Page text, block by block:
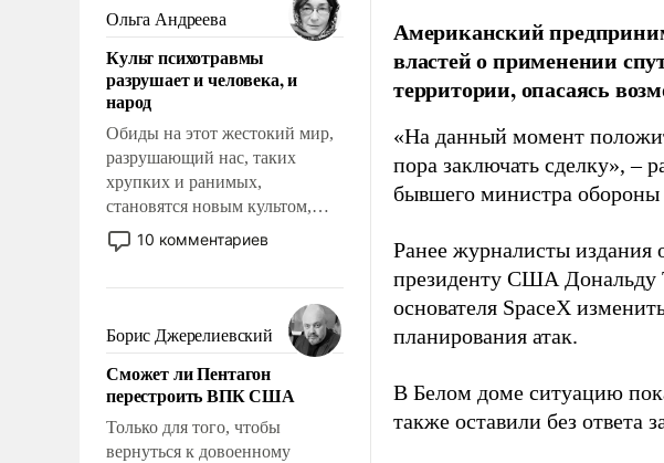
и ее реализация радикально
поднимет наши боевые
возможности.
Ольга Андреева
Культ психотравмы
разрушает и человека, и
народ
Обиды на этот жестокий мир,
разрушающий нас, таких
хрупких и ранимых,
становятся новым культом,
постепенно вытесняя и
отменяя традиционное
мужественным и твердым под
ударами судьбы, брать на себя
ответственность, помогать
слабым, идти вперед и
адаптироваться.
10 комментариев
Борис Джерелиевский
Сможет ли Пентагон
перестроить ВПК США
Только для того, чтобы
вернуться к довоенному
Американский
властей о применении
территории, опасаясь
«На данный момент
пора заключать сделку», –
бывшего министра
Ранее журналисты издания
президенту США Дональду
основателя SpaceX
планирования атак.
В Белом доме ситуацию
также оставили без ответа